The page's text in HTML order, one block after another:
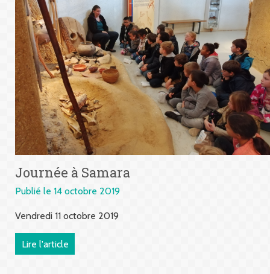
Journée à Samara
Publié le 14 octobre 2019
Vendredi 11 octobre 2019
Lire l'article